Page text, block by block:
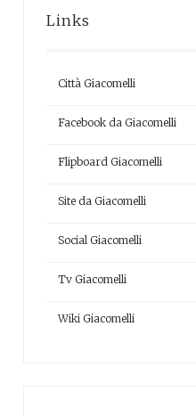
Links
Città Giacomelli
Facebook da Giacomelli
Flipboard Giacomelli
Site da Giacomelli
Social Giacomelli
Tv Giacomelli
Wiki Giacomelli